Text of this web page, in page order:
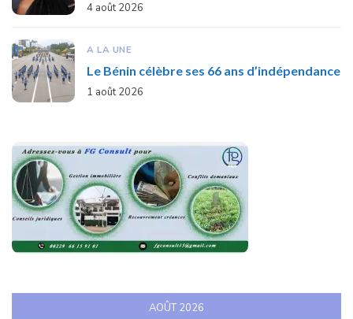
4 août 2026
A LA UNE
Le Bénin célèbre ses 66 ans d’indépendance
1 août 2026
AOÛT 2026